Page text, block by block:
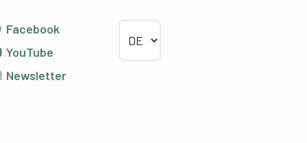
Facebook
YouTube
Newsletter